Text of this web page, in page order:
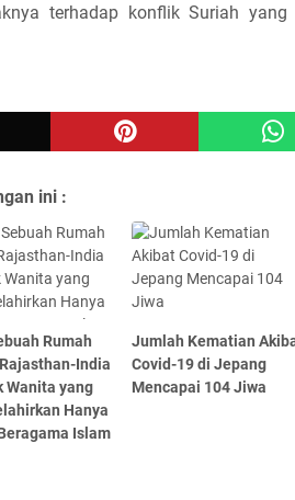
terhadap konflik Suriah yang
ini :
Rumah
India
Wanita yang
Hanya
Islam
Jumlah Kematian
Covid-19 di Jepang
Mencapai 104 Jiwa